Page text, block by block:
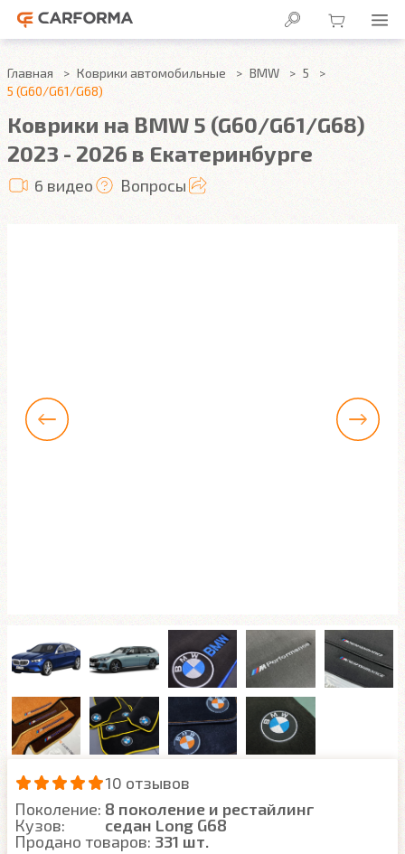
Главная Коврики автомобильные BMW
5
5 (G60/G61/G68)
Коврики на BMW 5 (G60/G61/G68)
2023 - 2026 в Екатеринбурге
6 видео Вопросы
10 отзывов
Поколение: 8 поколение и рестайлинг
Кузов:
седан Long G68
Продано товаров: 331 шт.